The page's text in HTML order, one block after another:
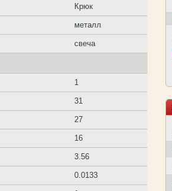
Крюк
металл
свеча
1
31
27
16
3.56
0.0133